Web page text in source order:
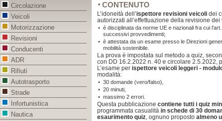
CONTENUTO
L’idoneità dell’ispettore revisioni veicoli dei
autorizzati all’effettuazione della revisione dei
• è disciplinata da norme UE e nazionali fra cui
successivi provvedimenti;
• è attestata da un esame presso le Direzioni
mobilità sostenibile.
La prova è impostata sul metodo a quiz,
con DD 16.2.2022 n. 40 e circolare 2.5.2022,
L’esame per ispettore veicoli leggeri -
modalità:
• 30 domande (vero/falso),
• 20 minuti,
• massimo 2 errori.
Questa pubblicazione contiene tutti i quiz
programmata casualità in schede di 30
esaurimento quiz, ognuno proposto almeno
Circolazione
Veicoli
Motorizzazione
Revisioni
Conducenti
ADR
Rifiuti
Autotrasporto
Strade
Infortunistica
Nautica